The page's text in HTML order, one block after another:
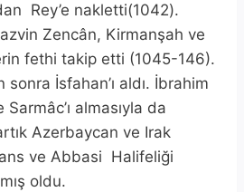
Rey’e nakletti(1042).
Zencân, Kirmanşah ve
fethi takip etti (1045-146).
İsfahan’ı aldı. İbrahim
Sarmâc’ı almasıyla da
Azerbaycan ve Irak
ve Abbasi Halifeliği
oldu.